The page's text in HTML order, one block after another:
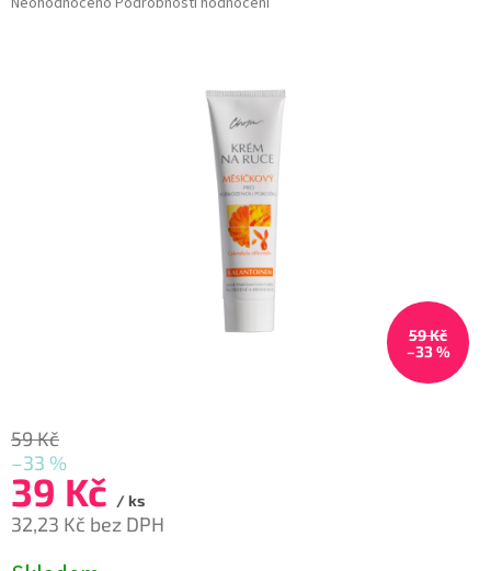
59 Kč
–33 %
59 Kč
–33 %
39 Kč / ks
32,23 Kč bez DPH